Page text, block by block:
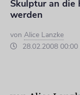
Skulptur an
werden
von Alice Lanzke
28.02.2008